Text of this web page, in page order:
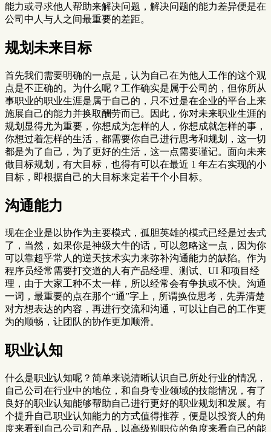
能力或寻求他人帮助来解决问题，解决问题的能力差异便是在
公司中人与人之间最重要的差距。
规划未来目标
首先我们需要明确的一点是，认为自己在为他人工作的这个观
点是不正确的。为什么呢？工作确实是属于公司的，但你所从
事职业的职业生涯是属于自己的，只不过是在企业的平台上来
施展自己的能力并换取酬劳而已。因此，你对未来职业生涯的
规划显得尤为重要，你想成为怎样的人，你想成就怎样的事，
你想过着怎样的生活，都需要你自己进行思考和规划，这一切
都是为了自己，为了更好的生活，这一点需要谨记。面向未来
做目标规划，有大目标，也得有可以在最近 1 年左右实现的小
目标，即根据自己的大目标来定若干个小目标。
沟通能力
现在企业是以协作为主要模式，孤胆英雄的模式已经是过去式
了，当然，如果你是神级大牛的话，可以忽略这一点，因为你
可以靠超乎常人的逆天技术实力来弥补沟通能力的缺陷。作为
程序员经常需要打交道的人有产品经理、测试、UI 和项目经
理，由于大家工种不太一样，所以经常会有争执或不快。沟通
一词，最重要的点在那个“通”字上，所谓换位思考，先弄清楚
对方想表达的内容，再进行交流和沟通，可以让自己的工作更
为的顺畅，让团队的协作更加顺滑。
职业认知
什么是职业认知呢？简单来说清晰认识自己所处行业的情况，
自己公司在行业中的地位，和自身专业领域的技能情况，有了
良好的职业认知能够帮助自己进行更好的职业规划和发展。有
个提升自己职业认知能力的方式值得推荐，便是以投资人的角
度来看到自己公司和产品，以高级别职位的角度来看自己的能